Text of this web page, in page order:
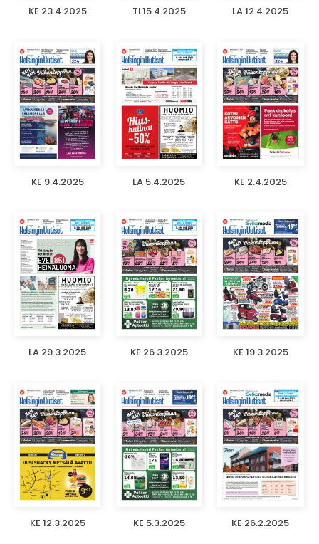
KE 23.4.2025 TI 15.4.2025 LA 12.4.2025
KE 9.4.2025 LA 5.4.2025 KE 2.4.2025
LA 29.3.2025 KE 26.3.2025 KE 19.3.2025
KE 12.3.2025 KE 5.3.2025 KE 26.2.2025